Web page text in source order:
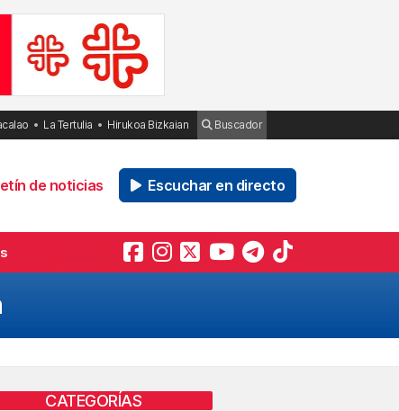
La Tertulia Hirukoa Bizkaian Buscador
de noticias Escuchar en directo
CATEGORÍAS